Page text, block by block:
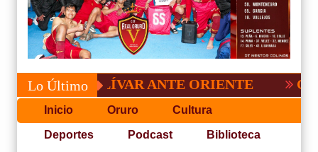
Lo Último
DE BOLÍVAR ANTE ORIENTE
Inicio Oruro Cultura
Deportes Podcast Biblioteca